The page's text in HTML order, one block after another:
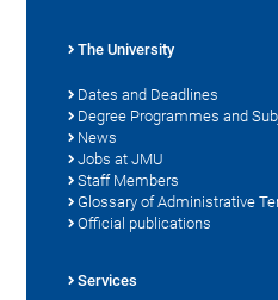
The University
Dates and Deadlines
Degree Programmes and
News
Jobs at JMU
Staff Members
Glossary of Administrative
Official publications
Services